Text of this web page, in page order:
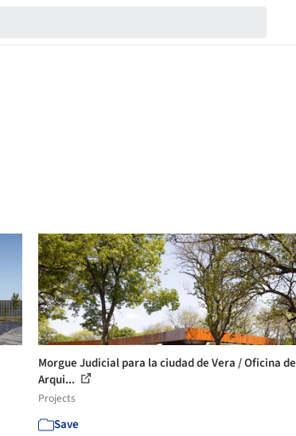
Morgue Judicial para la ciudad de Vera / Oficina de
Arqui...
Projects
Save